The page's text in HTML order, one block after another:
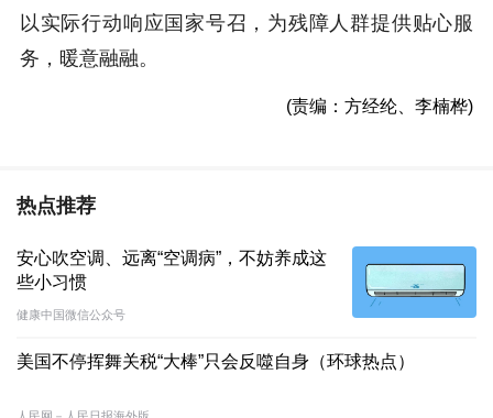
以实际行动响应国家号召，为残障人群提供贴心服
务，暖意融融。
(责编：方经纶、李楠桦)
热点推荐
安心吹空调、远离“空调病”，不妨养成这
些小习惯
健康中国微信公众号
美国不停挥舞关税“大棒”只会反噬自身（环球热点）